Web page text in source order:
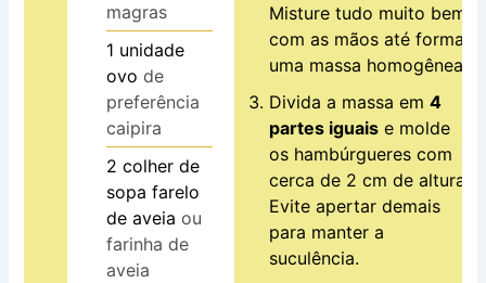
magras
1 unidade
ovo de
preferência
caipira
2 colher de
sopa farelo
de aveia ou
farinha de
aveia
Misture tudo muito bem
com as mãos até formar
uma massa homogênea.
Divida a massa em4
partes iguais e molde
os hambúrgueres com
cerca de 2 cm de altura.
Evite apertar demais
para manter a
suculência.